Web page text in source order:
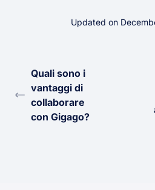
Updated on
Quali sono i
vantaggi di
collaborare
con Gigago?